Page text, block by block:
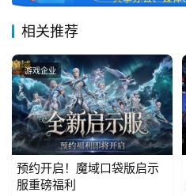
茶
奖
7
月
3
相关推荐
游戏企业
预约开启！魔域口袋版启示
服重磅福利